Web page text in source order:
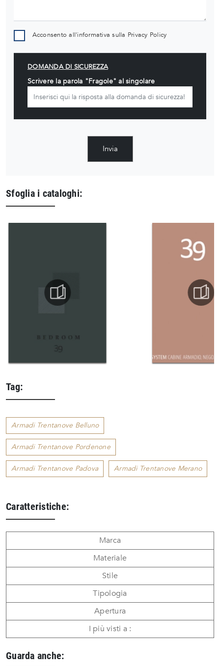
Acconsento all'informativa sulla Privacy Policy
DOMANDA DI SICUREZZA
Scrivere la parola "Fragole" al singolare
Invia
Sfoglia i cataloghi:
Tag:
Armadi Trentanove Belluno
Armadi Trentanove Pordenone
Armadi Trentanove Padova Armadi Trentanove Merano
Caratteristiche:
Marca
Materiale
Stile
Tipologia
Apertura
I più visti a :
Guarda anche: